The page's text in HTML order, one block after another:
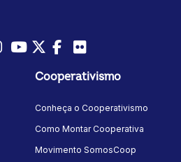
Instagram
YoutubeTwitter/X
Facebook
Cooperativismo
Conheça o Cooperativismo
Como Montar Cooperativa
Movimento SomosCoop